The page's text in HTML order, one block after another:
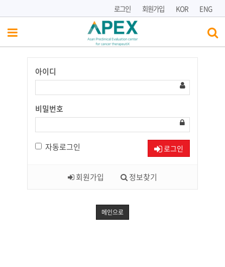
로그인 회원가입 KOR ENG
Have
Nice
Day!
아이디
비밀번호
자동로그인 로그인
회원가입 정보찾기
메인으로